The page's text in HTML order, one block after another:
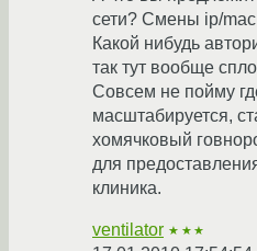
сети? Смены ip/
Какой нибудь
так тут вообще
Совсем не пойму
масштабируется,
хомячковый
для
клиника.
ventilator ★★★